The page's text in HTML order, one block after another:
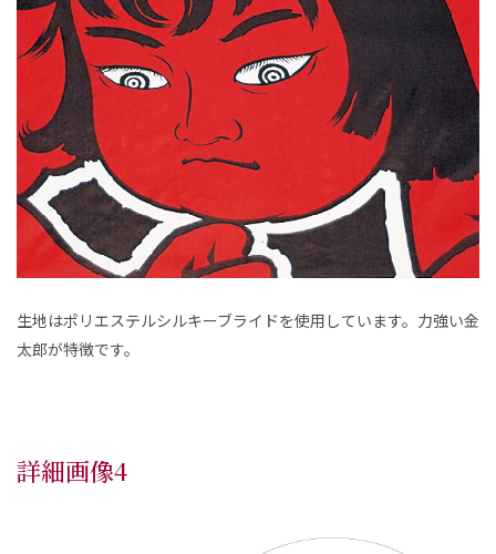
生地はポリエステルシルキーブライドを使用しています。力強い金
太郎が特徴です。
詳細画像4